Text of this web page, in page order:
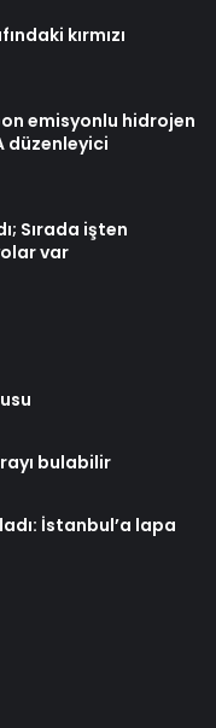
kırmızı
emisyonlu hidrojen
düzenleyici
Sırada işten
var
bulabilir
İstanbul’a lapa